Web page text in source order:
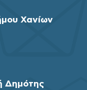
Χανίων
Δημότης